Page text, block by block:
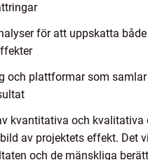
för att uppskatta
och plattformar som
kvantitativa och kvalitativa
av projektets effekt. Det
och de mänskliga